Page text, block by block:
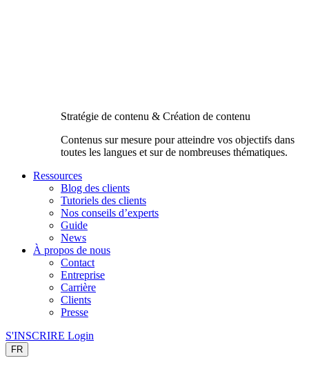
Stratégie de contenu & Création de contenu
Contenus sur mesure pour atteindre vos objectifs dans
toutes les langues et sur de nombreuses thématiques.
Ressources
Blog des clients
Tutoriels des clients
Nos conseils d’experts
Guide
News
À propos de nous
Contact
Entreprise
Carrière
Clients
Presse
S'INSCRIRE Login
FR